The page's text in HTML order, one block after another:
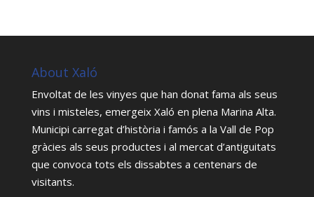
About Xaló
Envoltat de les vinyes que han donat fama als seus
vins i misteles, emergeix Xaló en plena Marina Alta.
Municipi carregat d’història i famós a la Vall de Pop
gràcies als seus productes i al mercat d’antiguitats
que convoca tots els dissabtes a centenars de
visitants.